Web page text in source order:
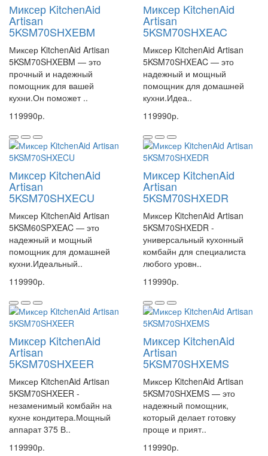
Миксер KitchenAid
Artisan
5KSM70SHXEBM
Миксер KitchenAid Artisan
5KSM70SHXEBM — это
прочный и надежный
помощник для вашей
кухни.Он поможет ..
119990р.
Миксер KitchenAid
Artisan
5KSM70SHXEAC
Миксер KitchenAid Artisan
5KSM70SHXEAC — это
надежный и мощный
помощник для домашней
кухни.Идеа..
119990р.
Миксер KitchenAid
Artisan
5KSM70SHXECU
Миксер KitchenAid Artisan
5KSM60SPXEAC — это
надежный и мощный
помощник для домашней
кухни.Идеальный..
119990р.
Миксер KitchenAid
Artisan
5KSM70SHXEDR
Миксер KitchenAid Artisan
5KSM70SHXEDR -
универсальный кухонный
комбайн для специалиста
любого уровн..
119990р.
Миксер KitchenAid
Artisan
5KSM70SHXEER
Миксер KitchenAid Artisan
5KSM70SHXEER -
незаменимый комбайн на
кухне кондитера.Мощный
аппарат 375 В..
119990р.
Миксер KitchenAid
Artisan
5KSM70SHXEMS
Миксер KitchenAid Artisan
5KSM70SHXEMS — это
надежный помощник,
который делает готовку
проще и прият..
119990р.